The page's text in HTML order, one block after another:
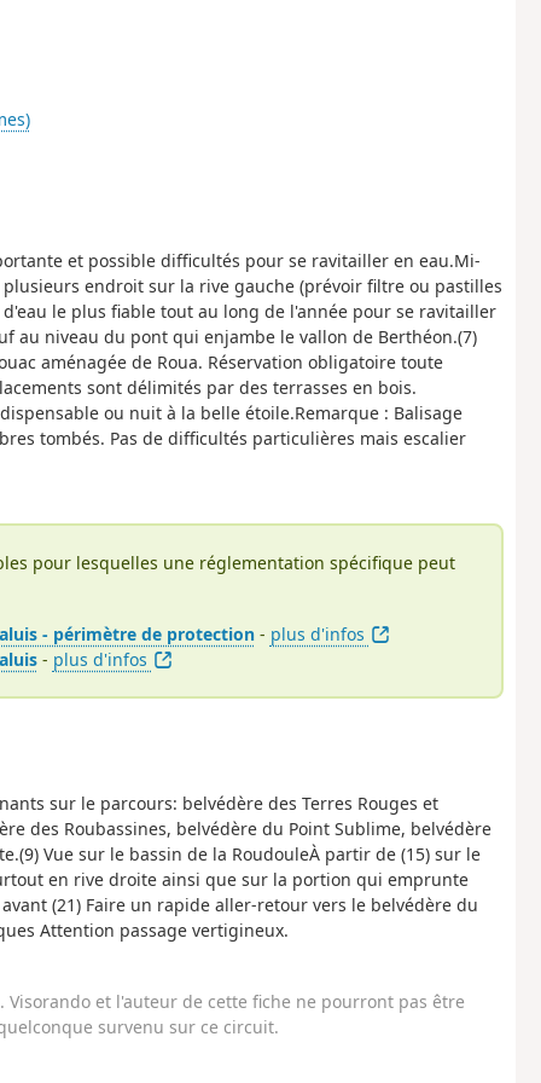
et possible difficultés pour se ravitailler en eau.Mi-
endroit sur la rive gauche (prévoir filtre ou pastilles
le plus fiable tout au long de l'année pour se ravitailler
au niveau du pont qui enjambe le vallon de Berthéon.(7)
aménagée de Roua. Réservation obligatoire toute
sont délimités par des terrasses en bois.
ou nuit à la belle étoile.Remarque : Balisage
tombés. Pas de difficultés particulières mais escalier
pour lesquelles une réglementation spécifique peut
- périmètre de protection- plus d'infos
- plus d'infos
sur le parcours: belvédère des Terres Rouges et
des Roubassines, belvédère du Point Sublime, belvédère
Vue sur le bassin de la RoudouleÀ partir de (15) sur le
en rive droite ainsi que sur la portion qui emprunte
(21) Faire un rapide aller-retour vers le belvédère du
Attention passage vertigineux.
et l'auteur de cette fiche ne pourront pas être
survenu sur ce circuit.